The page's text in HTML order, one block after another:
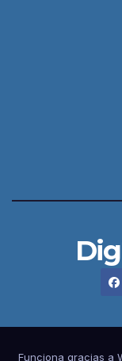
Funciona gracias a